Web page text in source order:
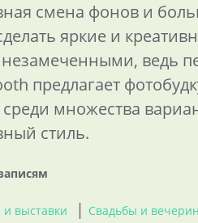
смена фонов и
яркие и
незамеченными, ведь
предлагает
множества
стиль.
выставки | Свадьбы и